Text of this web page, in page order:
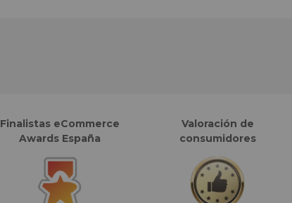
Finalistas eCommerce
Awards España
Valoración de
consumidores